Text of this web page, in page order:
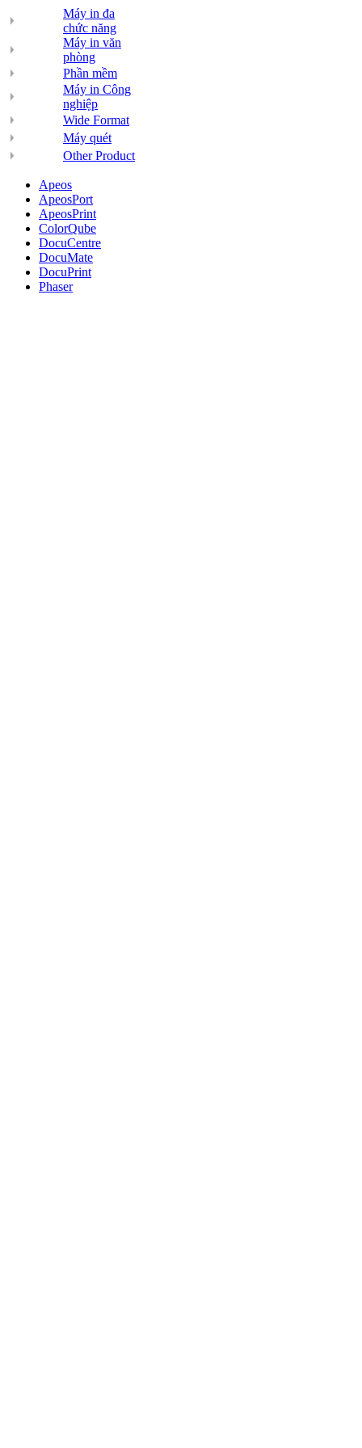
Máy in đa
chức năng
Máy in văn
phòng
Phần mềm
Máy in Công
nghiệp
Wide Format
Máy quét
Other Product
Apeos
ApeosPort
ApeosPrint
ColorQube
DocuCentre
DocuMate
DocuPrint
Phaser